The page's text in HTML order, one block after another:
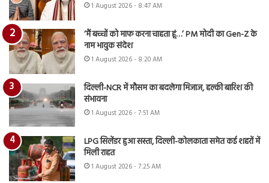
1 August 2026 - 8:47 AM
‘मैं बच्चों को माफ करना चाहता हूं…’ PM मोदी का Gen-Z के
नाम भावुक संदेश
1 August 2026 - 8:20 AM
दिल्ली-NCR में मौसम का बदलेगा मिजाज, हल्की बारिश की
संभावना
1 August 2026 - 7:51 AM
LPG सिलेंडर हुआ सस्ता, दिल्ली-कोलकाता समेत कई शहरों में
मिली राहत
1 August 2026 - 7:25 AM